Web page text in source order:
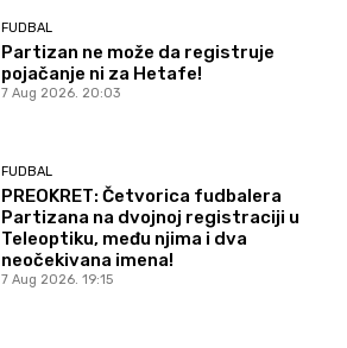
FUDBAL
Partizan ne može da registruje
pojačanje ni za Hetafe!
7 Aug 2026. 20:03
FUDBAL
PREOKRET: Četvorica fudbalera
Partizana na dvojnoj registraciji u
Teleoptiku, među njima i dva
neočekivana imena!
7 Aug 2026. 19:15